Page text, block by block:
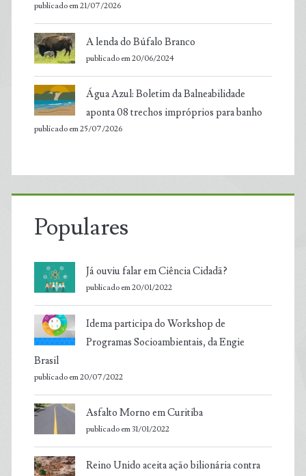
publicado em 21/07/2026
A lenda do Búfalo Branco
publicado em 20/06/2024
Água Azul: Boletim da Balneabilidade
aponta 08 trechos impróprios para banho
publicado em 25/07/2026
Populares
Já ouviu falar em Ciência Cidadã?
publicado em 20/01/2022
Idema participa do Workshop de
Programas Socioambientais, da Engie
Brasil
publicado em 20/07/2022
Asfalto Morno em Curitiba
publicado em 31/01/2022
Reino Unido aceita ação bilionária contra